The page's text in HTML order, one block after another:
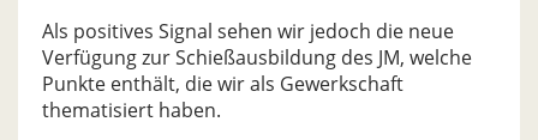
Als positives Signal sehen wir jedoch die neue
Verfügung zur Schießausbildung des JM, welche
Punkte enthält, die wir als Gewerkschaft
thematisiert haben.